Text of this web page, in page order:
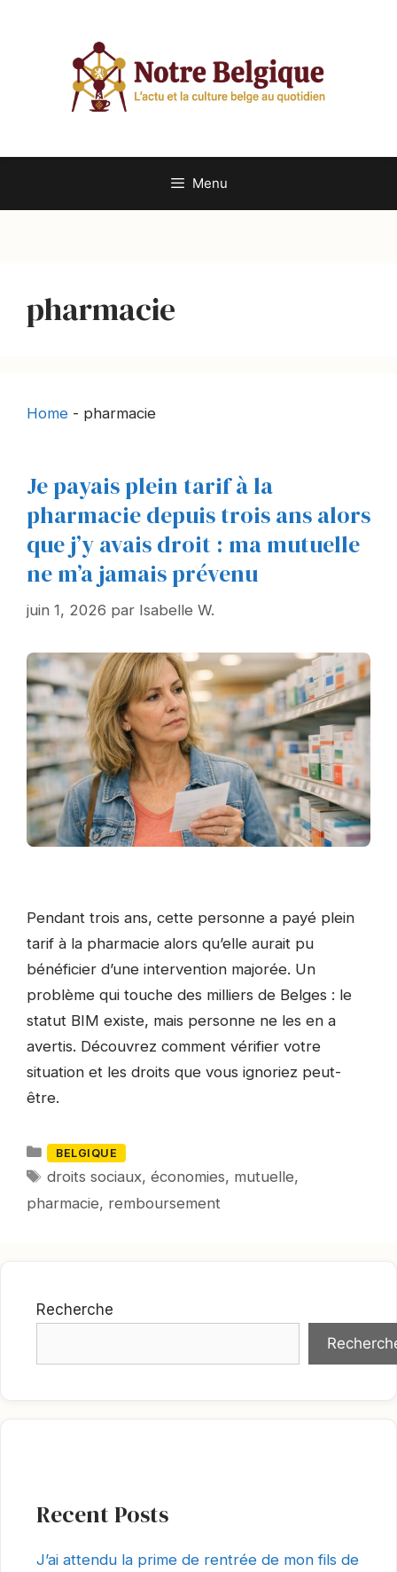
Menu
pharmacie
Home - pharmacie
Je payais plein tarif à la
pharmacie depuis trois ans alors
que j’y avais droit : ma mutuelle
ne m’a jamais prévenu
juin 1, 2026 par Isabelle W.
Pendant trois ans, cette personne a payé plein
tarif à la pharmacie alors qu’elle aurait pu
bénéficier d’une intervention majorée. Un
problème qui touche des milliers de Belges : le
statut BIM existe, mais personne ne les en a
avertis. Découvrez comment vérifier votre
situation et les droits que vous ignoriez peut-
être.
Catégories
BELGIQUE
Mots-
droits sociaux,économies, mutuelle,
pharmacie, remboursement
Recherche
Recent Posts
J’ai attendu la prime de rentrée de mon fils de